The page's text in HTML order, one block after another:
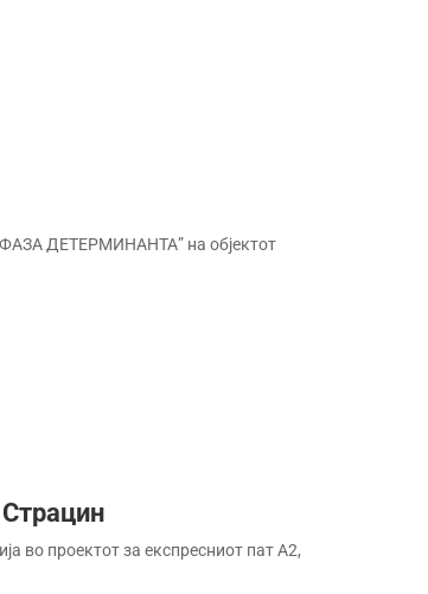
ДЕТЕРМИНАНТА” на објектот
во проектот за експресниот пат А2,